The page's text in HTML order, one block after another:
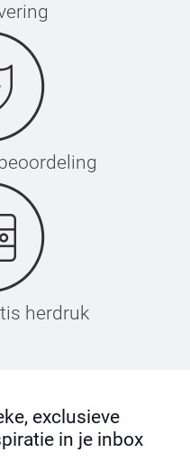
herdruk
exclusieve
in je inbox